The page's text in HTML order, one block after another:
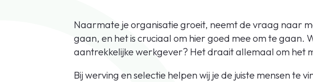
Naarmate je organisatie groeit, neemt de vraag naar
gaan, en het is cruciaal om hier goed mee om te gaan.
aantrekkelijke werkgever? Het draait allemaal om het
Bij werving en selectie helpen wij je de juiste mensen te